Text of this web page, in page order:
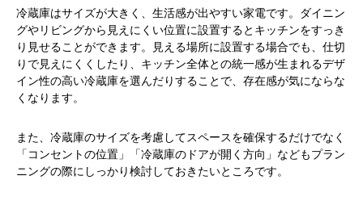
冷蔵庫はサイズが大きく、生活感が出やすい家電です。ダイニン
グやリビングから見えにくい位置に設置するとキッチンをすっき
り見せることができます。見える場所に設置する場合でも、仕切
りで見えにくくしたり、キッチン全体との統一感が生まれるデザ
イン性の高い冷蔵庫を選んだりすることで、存在感が気にならな
くなります。
また、冷蔵庫のサイズを考慮してスペースを確保するだけでなく
「コンセントの位置」「冷蔵庫のドアが開く方向」などもプラン
ニングの際にしっかり検討しておきたいところです。